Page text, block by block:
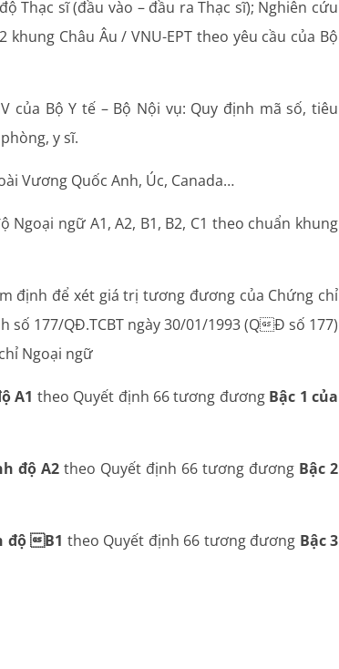
Thạc sĩ (đầu vào – đầu ra Thạc sĩ); Nghiên cứu
Châu Âu / VNU-EPT theo yêu cầu của Bộ
của Bộ Y tế – Bộ Nội vụ: Quy định mã số, tiêu
y sĩ.
Vương Quốc Anh, Úc, Canada…
ngữ A1, A2, B1, B2, C1 theo chuẩn khung
định để xét giá trị tương đương của Chứng chỉ
số 177/QĐ.TCBT ngày 30/01/1993 (QĐ số 177)
Ngoại ngữ
A1 theo Quyết định 66 tương đương Bậc 1 của
độ A2 theo Quyết định 66 tương đương Bậc 2
B1 theo Quyết định 66 tương đương Bậc 3